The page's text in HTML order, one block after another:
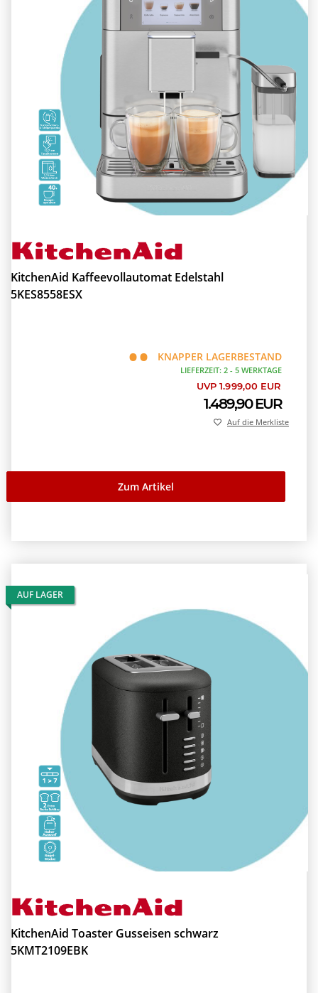
KitchenAid Kaffeevollautomat Edelstahl
5KES8558ESX
KNAPPER LAGERBESTAND
LIEFERZEIT: 2 - 5 WERKTAGE
UVP 1.999,00 EUR
1.489,90 EUR
Zum Artikel
Auf die Merkliste
AUF LAGER
KitchenAid Toaster Gusseisen schwarz
5KMT2109EBK